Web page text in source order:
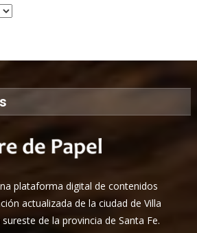
plataforma digital de contenidos
actualizada de la ciudad de Villa
de la provincia de Santa Fe.